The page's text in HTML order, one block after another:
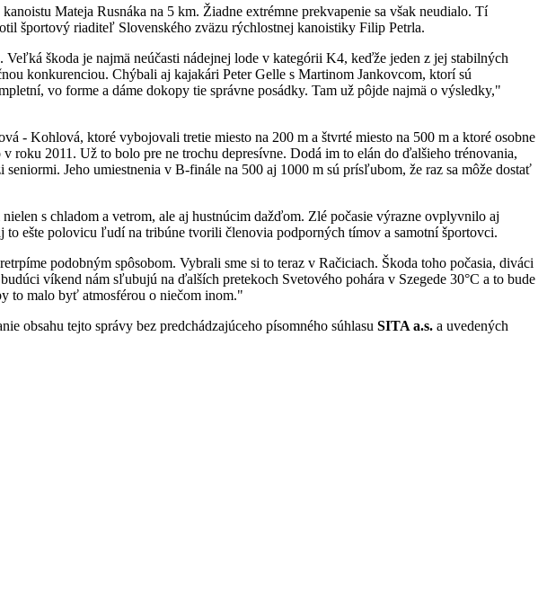
Mateja Rusnáka na 5 km. Žiadne extrémne prekvapenie sa však neudialo. Tí
športový riaditeľ Slovenského zväzu rýchlostnej kanoistiky Filip Petrla.
škoda je najmä neúčasti nádejnej lode v kategórii K4, keďže jeden z jej stabilných
konkurenciou. Chýbali aj kajakári Peter Gelle s Martinom Jankovcom, ktorí sú
vo forme a dáme dokopy tie správne posádky. Tam už pôjde najmä o výsledky,"
- Kohlová, ktoré vybojovali tretie miesto na 200 m a štvrté miesto na 500 m a ktoré osobne
2011. Už to bolo pre ne trochu depresívne. Dodá im to elán do ďalšieho trénovania,
Jeho umiestnenia v B-finále na 500 aj 1000 m sú prísľubom, že raz sa môže dostať
s chladom a vetrom, ale aj hustnúcim dažďom. Zlé počasie výrazne ovplyvnilo aj
ešte polovicu ľudí na tribúne tvorili členovia podporných tímov a samotní športovci.
podobným spôsobom. Vybrali sme si to teraz v Račiciach. Škoda toho počasia, diváci
víkend nám sľubujú na ďalších pretekoch Svetového pohára v Szegede 30°C a to bude
to malo byť atmosférou o niečom inom."
obsahu tejto správy bez predchádzajúceho písomného súhlasu SITA a.s. a uvedených